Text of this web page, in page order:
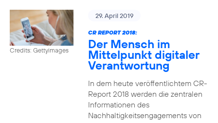
Credits: Gettyimages
29. April 2019
CR REPORT 2018:
Der Mensch im
Mittelpunkt digitaler
Verantwortung
In dem heute veröffentlichtem CR-
Report 2018 werden die zentralen
Informationen des
Nachhaltigkeitsengagements von